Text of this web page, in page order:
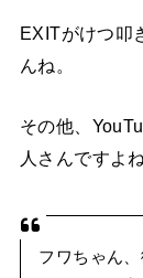
EXITがけつ叩
んね。
その他、
人さんですよね
フワちゃん